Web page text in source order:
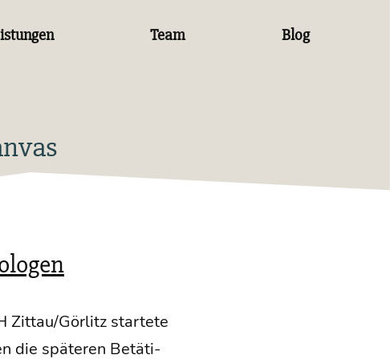
Team Blog
Zittau/Görlitz star­te­te
die spä­te­ren Betä­ti­